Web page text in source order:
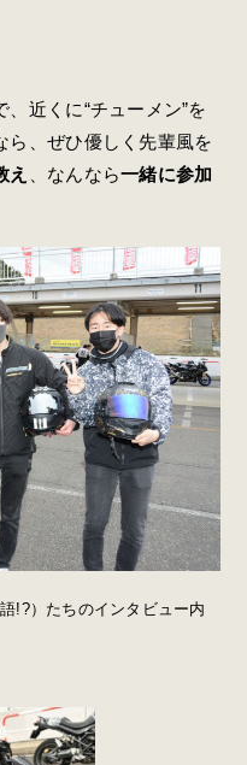
近くに“チューメン”を
ら、ぜひ優しく先輩風を
え 、なんなら一緒に参加
!?）たちのインタビュー内